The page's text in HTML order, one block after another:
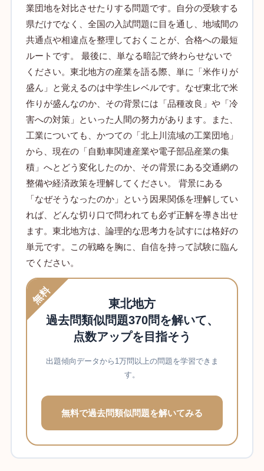
業団地を対比させたりする問題です。自分の受験する
県だけでなく、全国の入試問題に目を通し、地域間の
共通点や相違点を整理しておくことが、合格への最短
ルートです。 最後に、単なる暗記で終わらせないで
ください。東北地方の産業を語る際、単に「米作りが
盛ん」と覚えるのは中学生レベルです。なぜ東北で米
作りが盛んなのか、その背景には「品種改良」や「冷
害への対策」といった人間の努力があります。また、
工業についても、かつての「北上川流域の工業団地」
から、現在の「自動車関連産業や電子部品産業の集
積」へとどう変化したのか、その背景にある交通網の
整備や経済政策を理解してください。 背景にある
「なぜそうなったのか」という因果関係を理解してい
れば、どんな切り口で問われても必ず正解を導き出せ
ます。東北地方は、論理的な思考力を試すには格好の
単元です。この戦略を胸に、自信を持って試験に臨ん
でください。
無料
東北地方
過去問類似問題370問を解いて、
点数アップを目指そう
出題傾向データから1万問以上の問題を学習できま
す。
無料で過去問類似問題を解いてみる